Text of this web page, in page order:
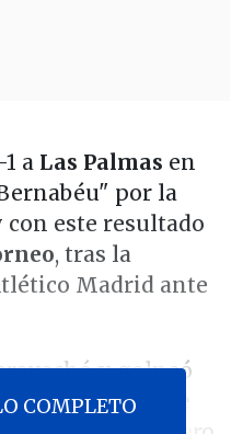
a Las Palmas en
por la
con este resultado
, tras la
Madrid ante
y golpeó
un centro que
COMPLETO